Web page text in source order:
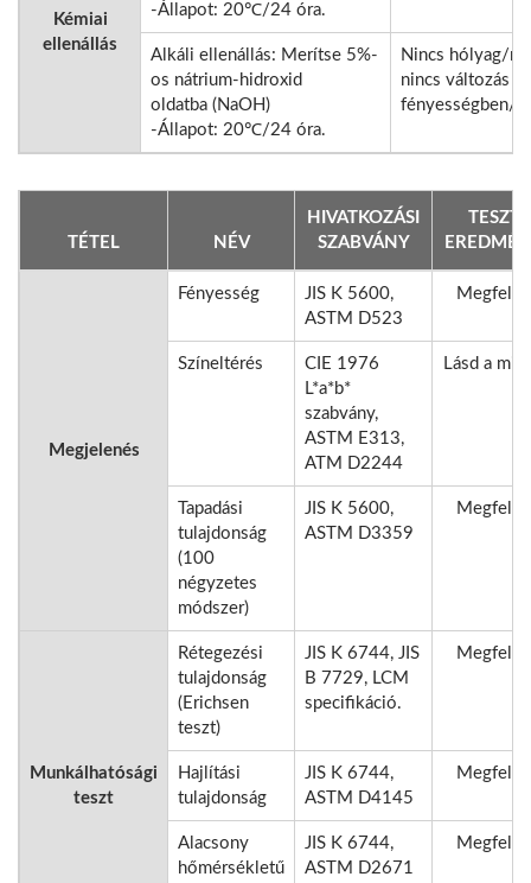
Kémiai
ellenállás
-Állapot: 20℃/24 óra.
Alkáli ellenállás: Merítse 5%-
os nátrium-hidroxid
oldatba (NaOH)
-Állapot: 20℃/24 óra.
Nincs hólyag/
nincs változás a
fényességben/
TÉTEL NÉV
HIVATKOZÁSI
SZABVÁNY
TESZT
Megjelenés
Fényesség
JIS K 5600,
ASTM D523
Megfelelt
Színeltérés
CIE 1976
L*a*b*
szabvány,
ASTM E313,
ATM D2244
Lásd a
Tapadási
tulajdonság
(100
négyzetes
módszer)
JIS K 5600,
ASTM D3359
Megfelelt
Munkálhatósági
teszt
Rétegezési
tulajdonság
(Erichsen
teszt)
JIS K 6744, JIS
B 7729, LCM
specifikáció.
Megfelelt
Hajlítási
tulajdonság
JIS K 6744,
ASTM D4145
Megfelelt
Alacsony
hőmérsékletű
JIS K 6744,
ASTM D2671
Megfelelt